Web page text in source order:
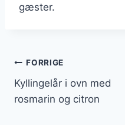
gæster.
FORRIGE
Kyllingelår i ovn med
rosmarin og citron